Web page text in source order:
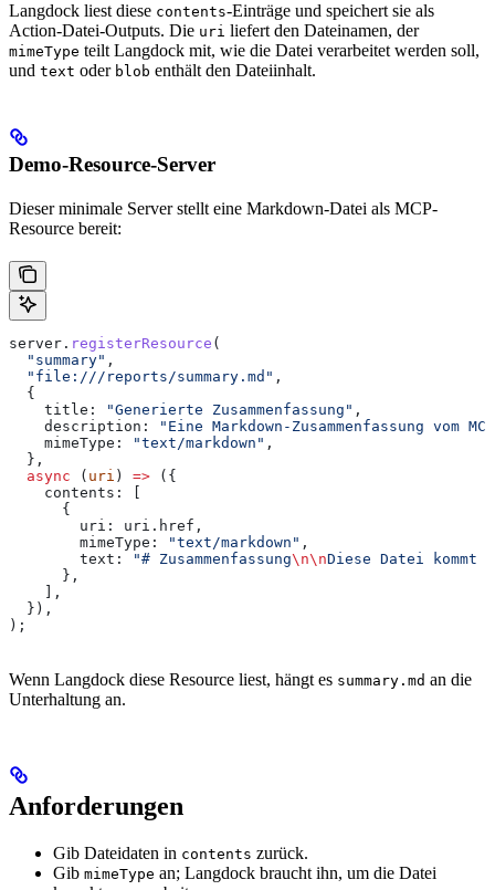
Langdock liest diese contents-Einträge und speichert sie als
Action-Datei-Outputs. Die uri liefert den Dateinamen, der
mimeType teilt Langdock mit, wie die Datei verarbeitet werden soll,
und text oder blob enthält den Dateiinhalt.
Demo-Resource-Server
Dieser minimale Server stellt eine Markdown-Datei als MCP-
Resource bereit:
server . registerResource (
  "summary"
,
  "file:///reports/summary.md"
,
  {
    title:
"Generierte Zusammenfassung" ,
    description:
"Eine Markdown-Zusammenfassung vom
    mimeType:
"text/markdown" ,
  },
  async
( uri ) => ({
    contents:
      {
        uri:
uri . href ,
        mimeType:
"text/markdown" ,
        text:
"# Zusammenfassung\n\nDiese Datei kommt
      },
    ],
  }),
);
Wenn Langdock diese Resource liest, hängt es summary.md an die
Unterhaltung an.
Anforderungen
Gib Dateidaten in contents zurück.
Gib mimeType an; Langdock braucht ihn, um die Datei